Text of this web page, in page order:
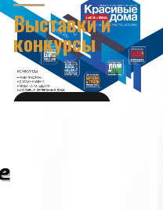
УЗНАТЬ БОЛЬШЕ
Выставки и
конкурсы
ПОЛУЧИТЬ БИЛЕТ